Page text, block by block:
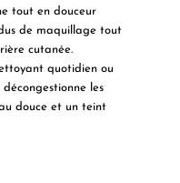
tout en douceur
de maquillage tout
cutanée.
quotidien ou
les
douce et un teint